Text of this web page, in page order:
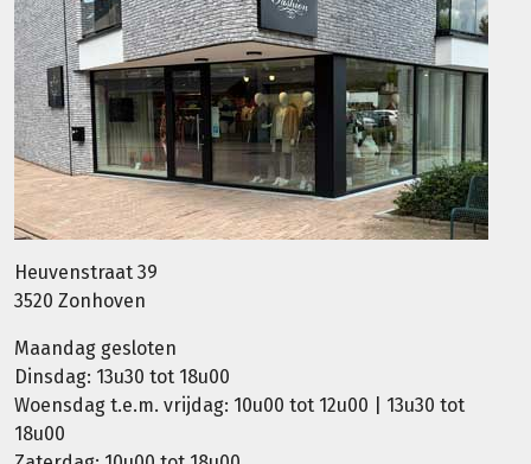
Heuvenstraat 39
3520 Zonhoven
Maandag gesloten
Dinsdag: 13u30 tot 18u00
Woensdag t.e.m. vrijdag: 10u00 tot 12u00 | 13u30 tot
18u00